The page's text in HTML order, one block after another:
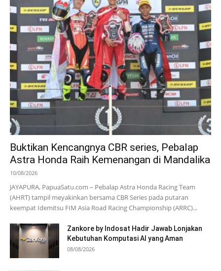
Buktikan Kencangnya CBR series, Pebalap
Astra Honda Raih Kemenangan di Mandalika
10/08/2026
JAYAPURA, PapuaSatu.com – Pebalap Astra Honda Racing Team
(AHRT) tampil meyakinkan bersama CBR Series pada putaran
keempat Idemitsu FIM Asia Road Racing Championship (ARRC)...
Zankore by Indosat Hadir Jawab Lonjakan
Kebutuhan Komputasi AI yang Aman
08/08/2026